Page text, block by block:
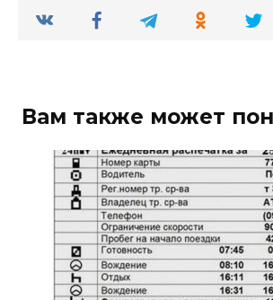
Вам также может